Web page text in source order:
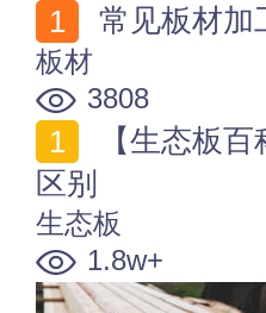
常见板材加
板材
3808
区别
生态板
1.8w+